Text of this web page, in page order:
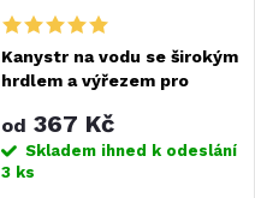
Kanystr na vodu se širokým
hrdlem a výřezem pro
od 367 Kč
Skladem ihned k odeslání
3 ks